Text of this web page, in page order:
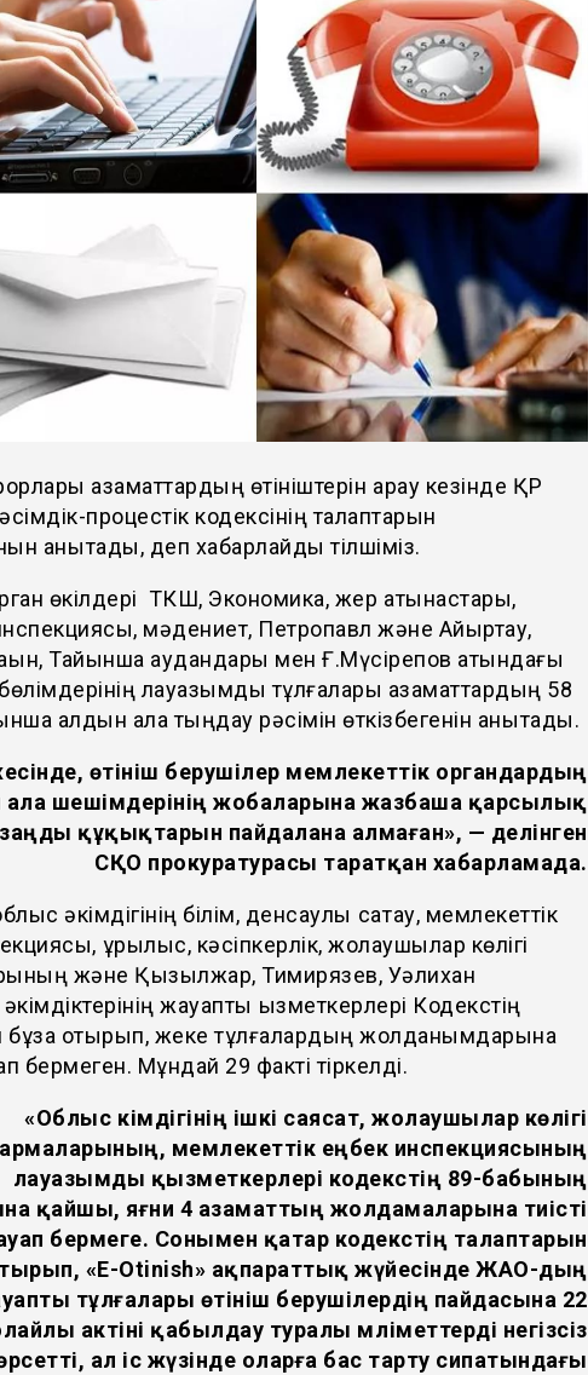
азаматтардың өтініштерін қарау кезінде ҚР
процестік кодексінің талаптарын
анықтады, деп хабарлайды тілшіміз.
өкілдері ТКШ, Экономика, жер қатынастары,
мәдениет, Петропавл және Айыртау,
Тайынша аудандары мен Ғ.Мүсірепов атындағы
бөлімдерінің лауазымды тұлғалары азаматтардың 58
алдын ала тыңдау рәсімін өткізбегенін анықтады.
өтініш берушілер мемлекеттік органдардың
ала шешімдерінің жобаларына жазбаша қарсылық
заңды құқықтарын пайдалана алмаған», — делінген
СҚО прокуратурасы таратқан хабарламада.
әкімдігінің білім, денсаулық сақтау, мемлекеттік
құрылыс, кәсіпкерлік, жолаушылар көлігі
және Қызылжар, Тимирязев, Уәлихан
жауапты қызметкерлері Кодекстің
бұза отырып, жеке тұлғалардың жолданымдарына
бермеген. Мұндай 29 факті тіркелді.
«Облыс әкімдігінің ішкі саясат, жолаушылар көлігі
мемлекеттік еңбек инспекциясының
лауазымды қызметкерлері кодекстің 89-бабының
қайшы, яғни 4 азаматтың жолдамаларына тиісті
бермеге. Сонымен қатар кодекстің талаптарын
«E-Otinish» ақпараттық жүйесінде ЖАО-дың
тұлғалары өтініш берушілердің пайдасына 22
актіні қабылдау туралы мәліметтерді негізсіз
ал іс жүзінде оларға бас тарту сипатындағы